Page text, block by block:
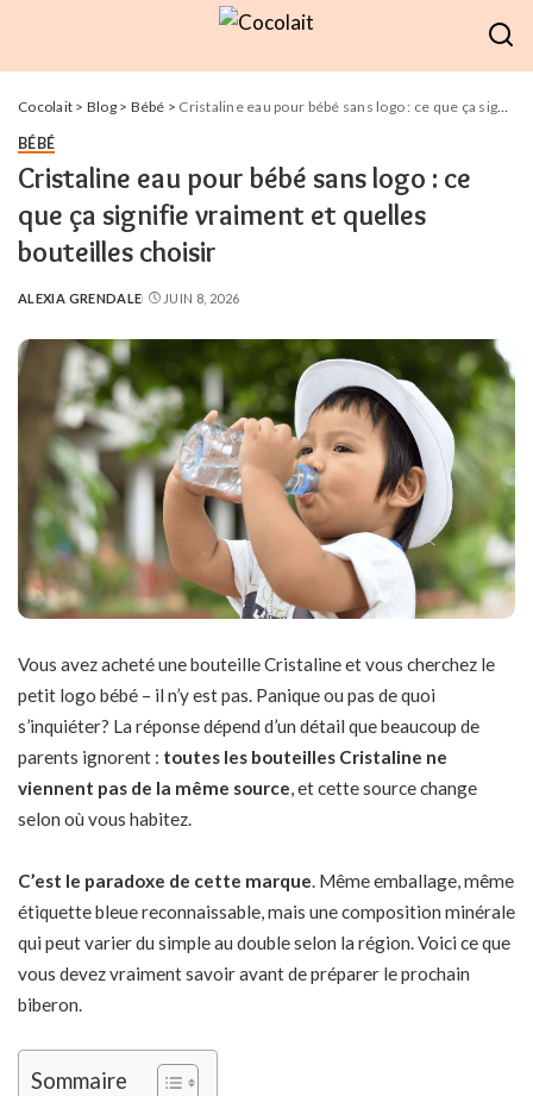
Cocolait > Blog> Bébé > Cristaline eau pour bébé sans logo : ce que ça signifie vraiment et quelles bouteilles choisir
BÉBÉ
Cristaline eau pour bébé sans logo : ce
que ça signifie vraiment et quelles
bouteilles choisir
POSTED
ALEXIA GRENDALE JUIN 8, 2026
Vous avez acheté une bouteille Cristaline et vous cherchez le
petit logo bébé – il n’y est pas. Panique ou pas de quoi
s’inquiéter? La réponse dépend d’un détail que beaucoup de
parents ignorent : toutes les bouteilles Cristaline ne
viennent pas de la même source, et cette source change
selon où vous habitez.
C’est le paradoxe de cette marque. Même emballage, même
étiquette bleue reconnaissable, mais une composition minérale
qui peut varier du simple au double selon la région. Voici ce que
vous devez vraiment savoir avant de préparer le prochain
biberon.
Sommaire